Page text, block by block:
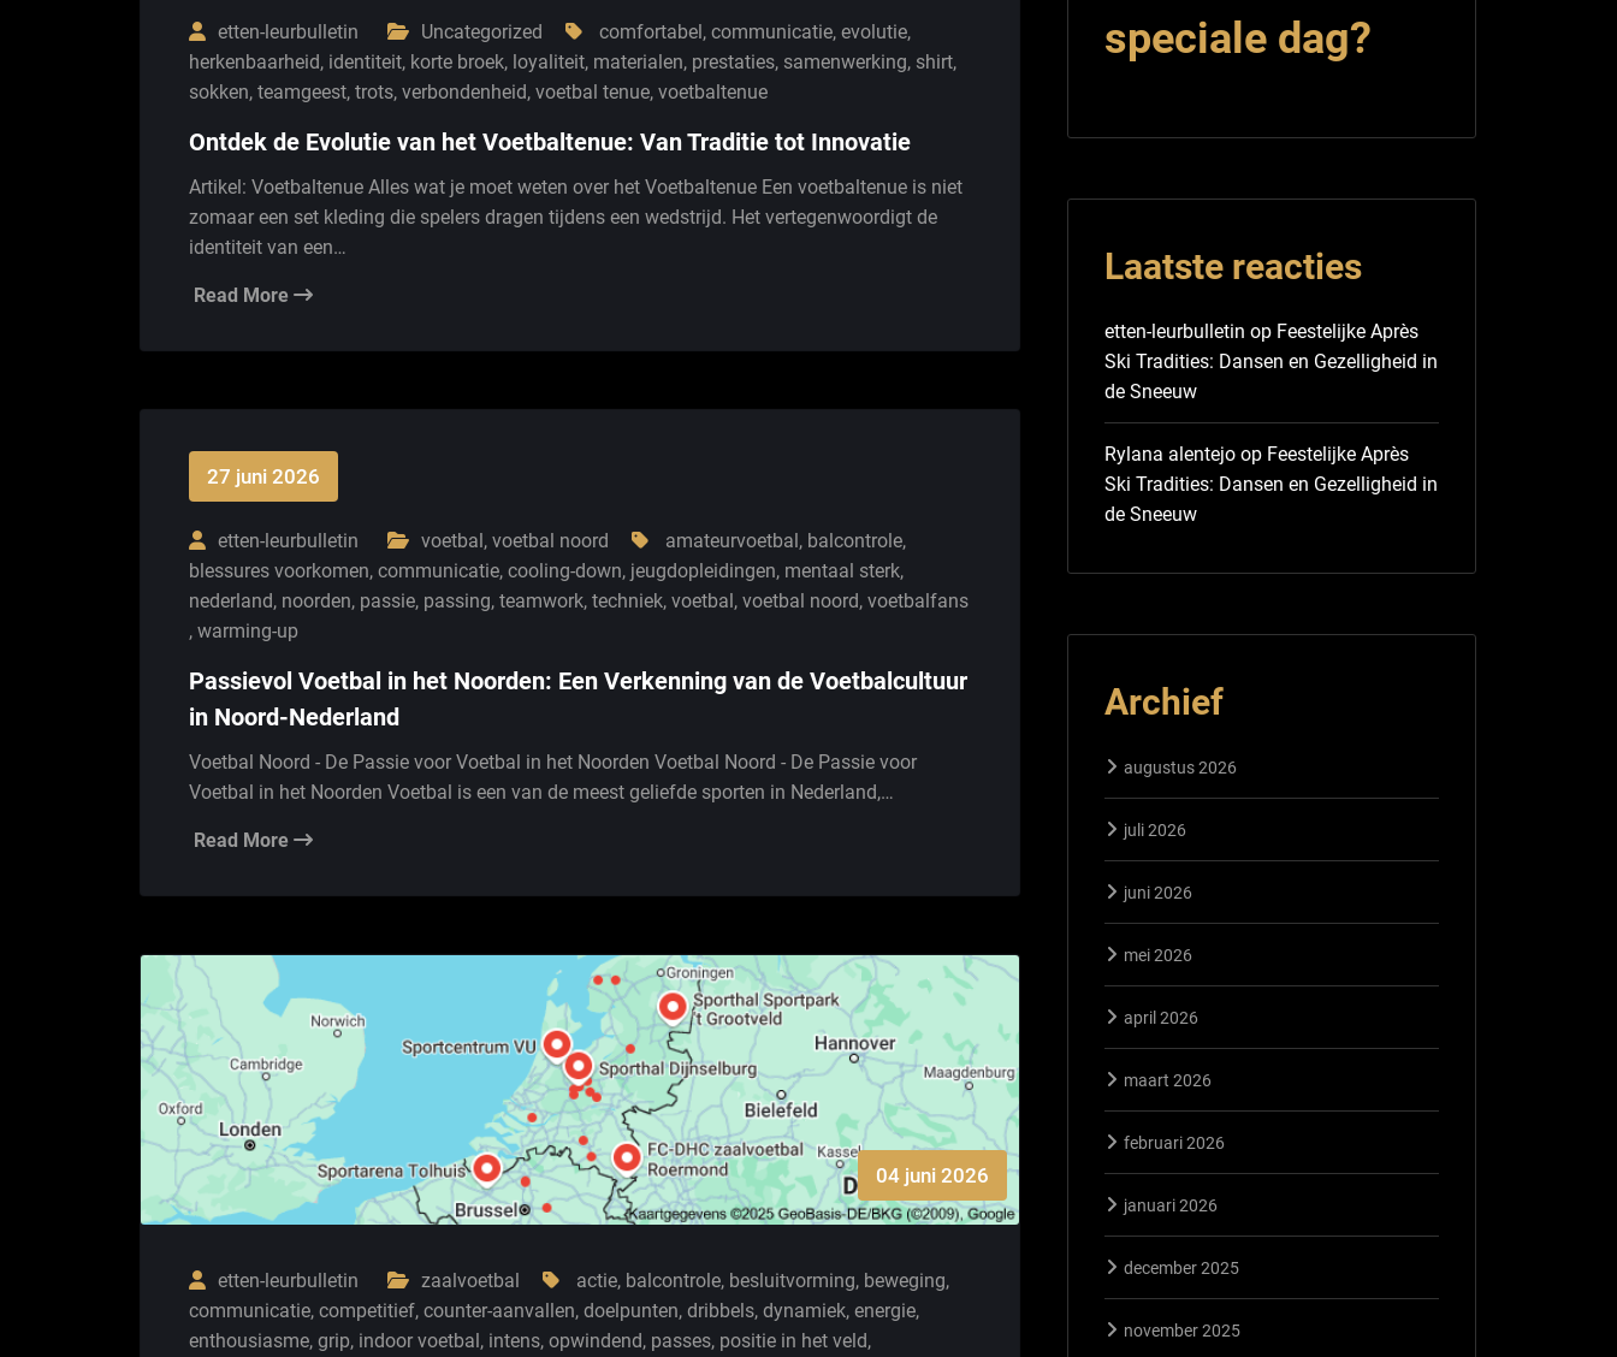
etten-leurbulletin Uncategorized comfortabel, communicatie, evolutie,
herkenbaarheid, identiteit, korte broek, loyaliteit, materialen, prestaties, samenwerking, shirt,
sokken, teamgeest, trots, verbondenheid, voetbal tenue, voetbaltenue
Ontdek de Evolutie van het Voetbaltenue: Van Traditie tot Innovatie
Artikel: Voetbaltenue Alles wat je moet weten over het Voetbaltenue Een voetbaltenue is niet
zomaar een set kleding die spelers dragen tijdens een wedstrijd. Het vertegenwoordigt de
identiteit van een…
Read More
27 juni 2026
etten-leurbulletin voetbal, voetbal noord amateurvoetbal, balcontrole,
blessures voorkomen, communicatie, cooling-down, jeugdopleidingen, mentaal sterk,
nederland, noorden, passie, passing, teamwork, techniek, voetbal, voetbal noord, voetbalfans
, warming-up
Passievol Voetbal in het Noorden: Een Verkenning van de Voetbalcultuur
in Noord-Nederland
Voetbal Noord - De Passie voor Voetbal in het Noorden Voetbal Noord - De Passie voor
Voetbal in het Noorden Voetbal is een van de meest geliefde sporten in Nederland,…
Read More
04 juni 2026
etten-leurbulletin zaalvoetbal actie, balcontrole, besluitvorming, beweging,
communicatie, competitief, counter-aanvallen, doelpunten, dribbels, dynamiek, energie,
enthousiasme, grip, indoor voetbal, intens, opwindend, passes, positie in het veld,
speciale dag?
Laatste reacties
etten-leurbulletin op Feestelijke Après
Ski Tradities: Dansen en Gezelligheid in
de Sneeuw
Rylana alentejo op Feestelijke Après
Ski Tradities: Dansen en Gezelligheid in
de Sneeuw
Archief
augustus 2026
juli 2026
juni 2026
mei 2026
april 2026
maart 2026
februari 2026
januari 2026
december 2025
november 2025